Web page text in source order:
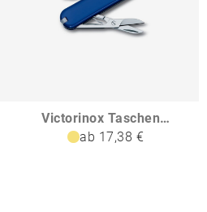
Victorinox Taschenmesser Classic SD Colors
ab 17,38 €